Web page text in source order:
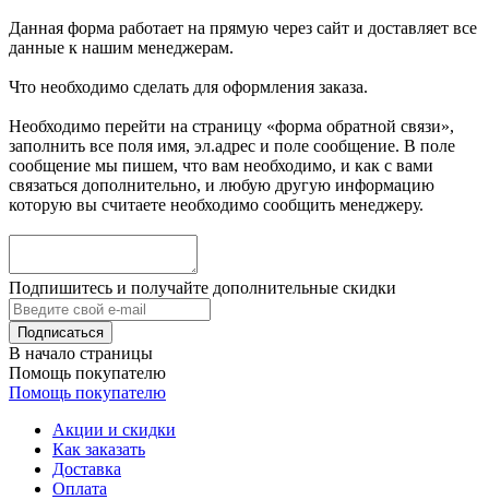
Данная форма работает на прямую через сайт и доставляет все
данные к нашим менеджерам.
Что необходимо сделать для оформления заказа.
Необходимо перейти на страницу «форма обратной связи»,
заполнить все поля имя, эл.адрес и поле сообщение. В поле
сообщение мы пишем, что вам необходимо, и как с вами
связаться дополнительно, и любую другую информацию
которую вы считаете необходимо сообщить менеджеру.
Подпишитесь и получайте дополнительные скидки
В начало страницы
Помощь покупателю
Помощь покупателю
Акции и скидки
Как заказать
Доставка
Оплата